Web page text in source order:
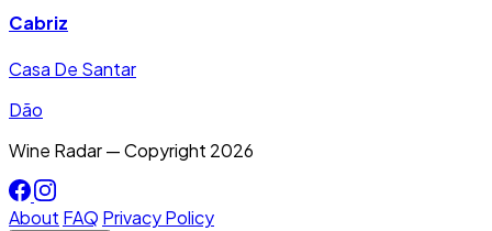
Cabriz
Casa De Santar
Dão
Wine Radar — Copyright 2026
About FAQ Privacy Policy